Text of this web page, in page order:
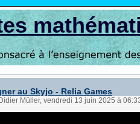
au Skyjo - Relia Games
Müller, vendredi 13 juin 2025 à